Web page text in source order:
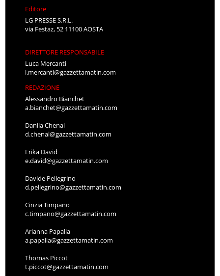
Editore
LG PRESSE S.R.L.
via Festaz, 52 11100 AOSTA
DIRETTORE RESPONSABILE
Luca Mercanti
l.mercanti@gazzettamatin.com
REDAZIONE
Alessandro Bianchet
a.bianchet@gazzettamatin.com
Danila Chenal
d.chenal@gazzettamatin.com
Erika David
e.david@gazzettamatin.com
Davide Pellegrino
d.pellegrino@gazzettamatin.com
Cinzia Timpano
c.timpano@gazzettamatin.com
Arianna Papalia
a.papalia@gazzettamatin.com
Thomas Piccot
t.piccot@gazzettamatin.com